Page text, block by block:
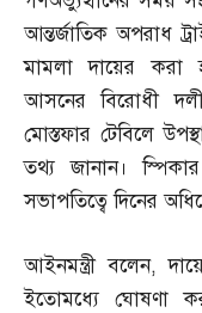
আন্তর্জাতিক অপরাধ
মামলা দায়ের করা
আসনের বিরোধী
মোস্তফার টেবিলে
তথ্য জানান।
সভাপতিত্বে দিনের
আইনমন্ত্রী বলেন,
ইতোমধ্যে ঘোষণা